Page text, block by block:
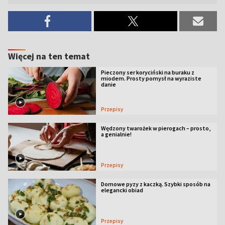
Więcej na ten temat
Pieczony ser koryciński na buraku z
miodem. Prosty pomysł na wyraziste
danie
Przepisy
Wędzony twarożek w pierogach – prosto,
a genialnie!
Przepisy
Domowe pyzy z kaczką. Szybki sposób na
elegancki obiad
Przepisy